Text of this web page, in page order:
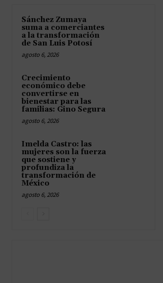
Sánchez Zumaya
suma a comerciantes
a la transformación
de San Luis Potosí
agosto 6, 2026
Crecimiento
económico debe
convertirse en
bienestar para las
familias: Gino Segura
agosto 6, 2026
Imelda Castro: las
mujeres son la fuerza
que sostiene y
profundiza la
transformación de
México
agosto 6, 2026